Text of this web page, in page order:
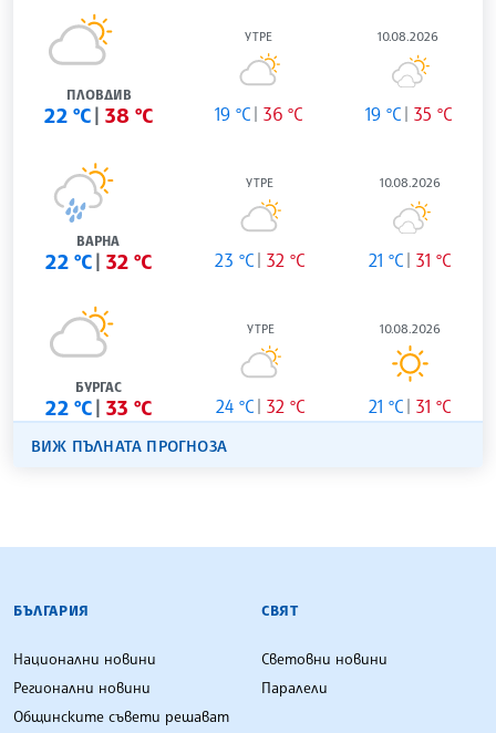
ПЛОВДИВ
22 °C 38 °C
УТРЕ
19 °C 36 °C
10.08.2026
19 °C 35 °C
ВАРНА
22 °C 32 °C
УТРЕ
23 °C 32 °C
10.08.2026
21 °C 31 °C
БУРГАС
22 °C 33 °C
УТРЕ
24 °C 32 °C
10.08.2026
21 °C 31 °C
ВИЖ ПЪЛНАТА ПРОГНОЗА
БЪЛГАРСКА ТЕЛЕГРАФНА АГЕНЦИЯ
БЪЛГАРИЯ
Национални новини
Регионални новини
Общинските съвети решават
СВЯТ
Световни новини
Паралели